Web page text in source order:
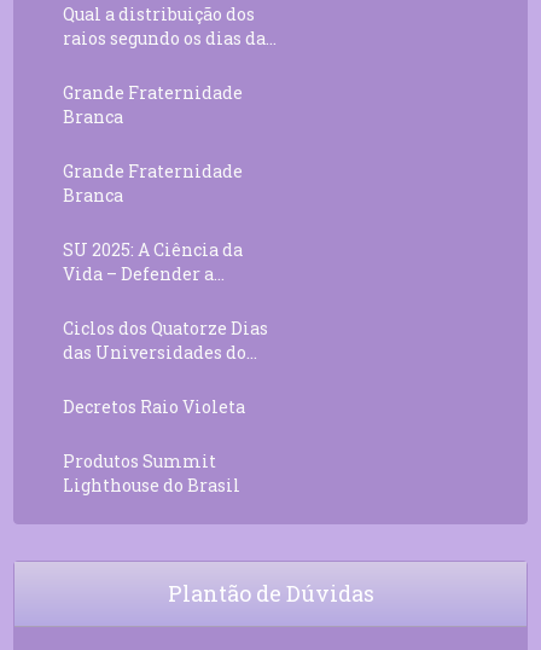
Qual a distribuição dos
raios segundo os dias da...
Grande Fraternidade
Branca
Grande Fraternidade
Branca
SU 2025: A Ciência da
Vida – Defender a...
Ciclos dos Quatorze Dias
das Universidades do...
Decretos Raio Violeta
Produtos Summit
Lighthouse do Brasil
Plantão de Dúvidas